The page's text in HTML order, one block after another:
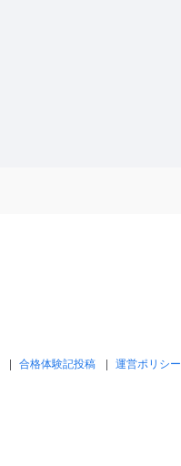
合格体験記投稿
運営ポリシー